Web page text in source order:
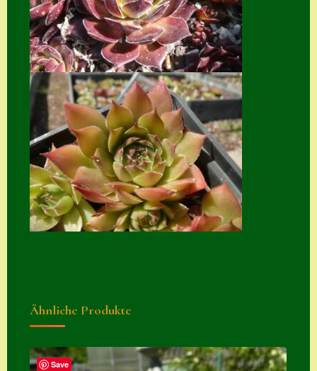
Versand von
Semps
Warenkorb
Warenkorb
Widerrufsbelehru
ng
Zahlung
Zahlungs- &
Versandinfos
Ähnliche Produkte
Save